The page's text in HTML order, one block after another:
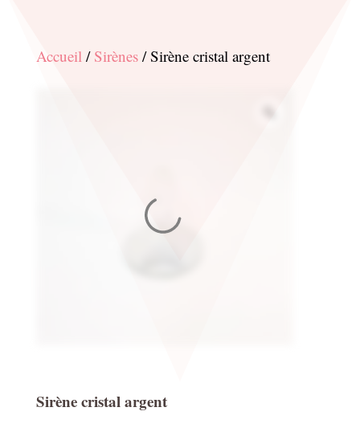
Accueil/ Sirènes/ Sirène cristal argent
Sirène cristal argent